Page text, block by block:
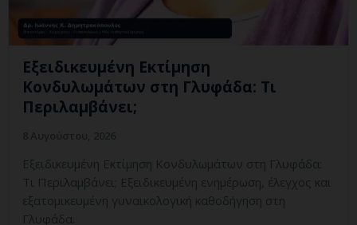
Εξειδικευμένη Εκτίμηση
Κονδυλωμάτων στη Γλυφάδα: Τι
Περιλαμβάνει;
Εξειδικευμένη Εκτίμηση Κονδυλωμάτων στη Γλυφάδα:
Τι Περιλαμβάνει; Εξειδικευμένη ενημέρωση, έλεγχος και
εξατομικευμένη γυναικολογική καθοδήγηση στη
Γλυφάδα.